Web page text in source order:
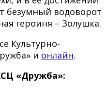
безумный водоворот
героиня – Золушка.
Культурно-
и онлайн.
«Дружба»: